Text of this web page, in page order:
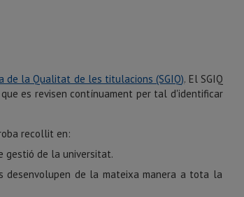
de la Qualitat de les titulacions (SGIQ). El SGIQ
es revisen contínuament per tal d'identificar
recollit en:
gestió de la universitat.
desenvolupen de la mateixa manera a tota la